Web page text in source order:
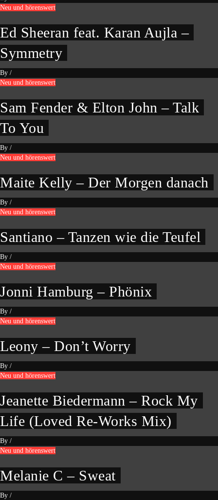
Neu und hörenswert
Ed Sheeran feat. Karan Aujla –
Symmetry
By /
Neu und hörenswert
Sam Fender & Elton John – Talk
To You
By /
Neu und hörenswert
Maite Kelly – Der Morgen danach
By /
Neu und hörenswert
Santiano – Tanzen wie die Teufel
By /
Neu und hörenswert
Jonni Hamburg – Phönix
By /
Neu und hörenswert
Leony – Don’t Worry
By /
Neu und hörenswert
Jeanette Biedermann – Rock My
Life (Loved Re-Works Mix)
By /
Neu und hörenswert
Melanie C – Sweat
By /